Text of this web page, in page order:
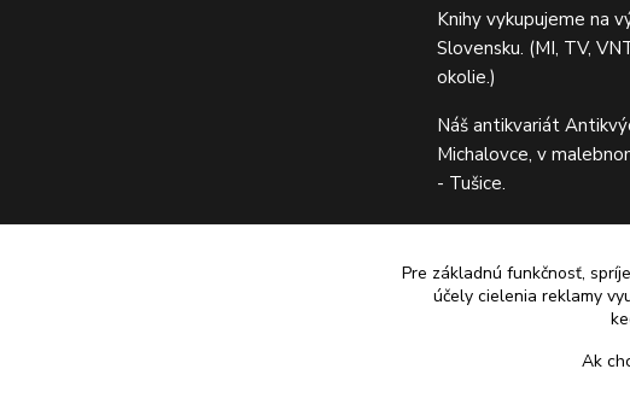
Knihy vykupujeme na
Slovensku. (MI, TV,
okolie.)
Náš antikvariát
Michalovce, v
- Tušice.
Pre základnú funkčnosť,
účely cielenia reklamy
Ak